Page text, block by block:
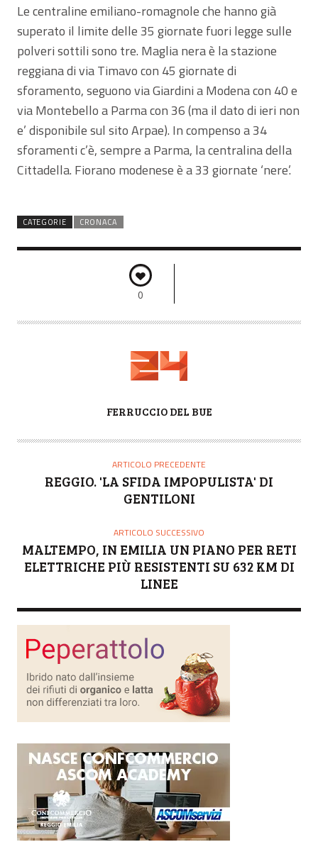
Le centraline emiliano-romagnole che hanno già
superato il limite delle 35 giornate fuori legge sulle
polveri sottili sono tre. Maglia nera è la stazione
reggiana di via Timavo con 45 giornate di
sforamento, seguono via Giardini a Modena con 40 e
via Montebello a Parma con 36 (ma il dato di ieri non
e’ disponibile sul sito Arpae). In compenso a 34
sforamenti c’è, sempre a Parma, la centralina della
Cittadella. Fiorano modenese è a 33 giornate ‘nere’.
CATEGORIE CRONACA
0
T
FERRUCCIO DEL BUE
ARTICOLO PRECEDENTE
REGGIO. 'LA SFIDA IMPOPULISTA' DI
GENTILONI
ARTICOLO SUCCESSIVO
MALTEMPO, IN EMILIA UN PIANO PER RETI
ELETTRICHE PIÙ RESISTENTI SU 632 KM DI
LINEE